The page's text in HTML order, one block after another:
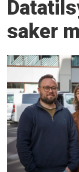
saker